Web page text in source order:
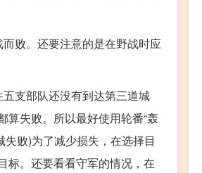
败。还要注意的是在野战时应
支部队还没有到达第三道城
算失败。所以最好使用轮番“轰
败)为了减少损失，在选择目
标。还要看看守军的情况，在